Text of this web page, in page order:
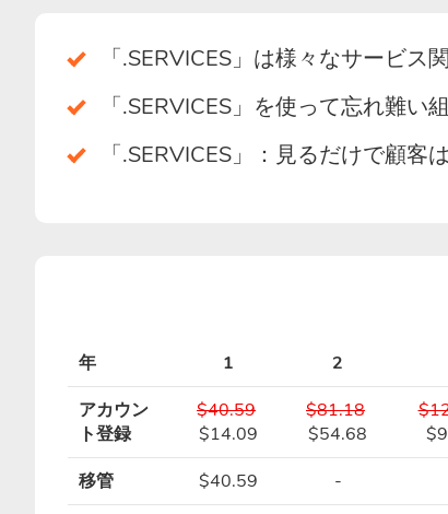
「.SERVICES」は様々なサービス
「.SERVICES」を使って忘れ難
「.SERVICES」：見るだけで顧客
年 1 2
アカウン
ト登録
$40.59
$14.09
$81.18
$54.68
移管
$40.59 -